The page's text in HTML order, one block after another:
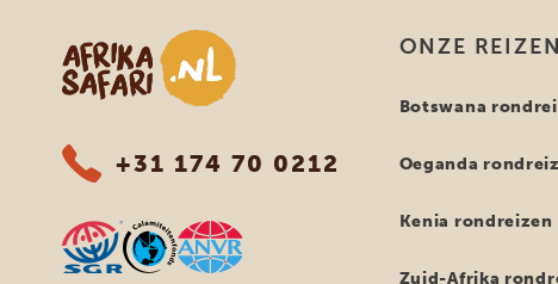
Afrika safari
+31 174 70 0212
ONZE REIZEN
Botswana
Oeganda
Kenia rondreizen
Zuid-Afrika